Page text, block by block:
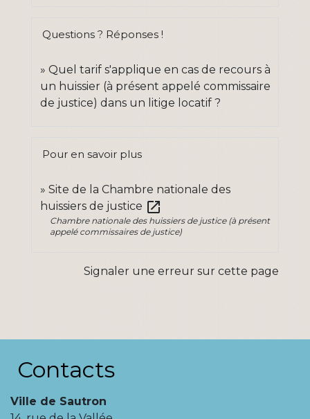
Questions ? Réponses !
Quel tarif s'applique en cas de recours à
un huissier (à présent appelé commissaire
de justice) dans un litige locatif ?
Pour en savoir plus
Site de la Chambre nationale des
huissiers de justice open_in_new
Chambre nationale des huissiers de justice (à présent
appelé commissaires de justice)
Signaler une erreur sur cette page
Contacts
Ville de Sautron